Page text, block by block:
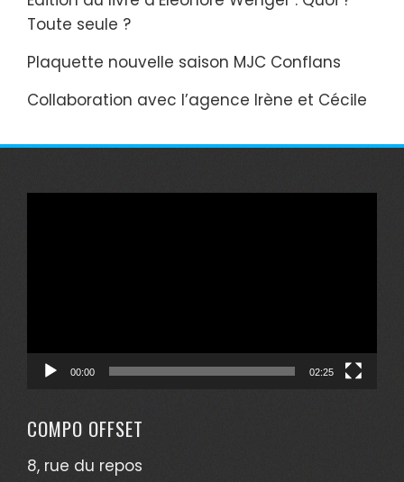
Toute seule ?
Plaquette nouvelle saison MJC Conflans
Collaboration avec l’agence Irène et Cécile
00:00 02:25
COMPO OFFSET
8, rue du repos